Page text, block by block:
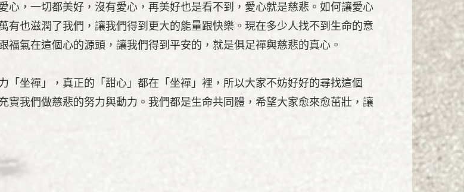
心，一切都美好，沒有愛心，再美好也是看不到，愛心就是慈悲。如何讓愛心
有也滋潤了我們，讓我們得到更大的能量跟快樂。現在多少人找不到生命的意
氣在這個心的源頭，讓我們得到平安的，就是俱足禪與慈悲的真心。
「坐禪」，真正的「甜心」都在「坐禪」裡，所以大家不妨好好的尋找這個
實我們做慈悲的努力與動力。我們都是生命共同體，希望大家愈來愈茁壯，讓